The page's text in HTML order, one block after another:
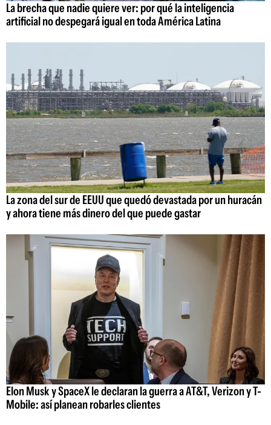
La brecha que nadie quiere ver: por qué la inteligencia
artificial no despegará igual en toda América Latina
La zona del sur de EEUU que quedó devastada por un huracán
y ahora tiene más dinero del que puede gastar
Elon Musk y SpaceX le declaran la guerra a AT&T, Verizon y T-
Mobile: así planean robarles clientes